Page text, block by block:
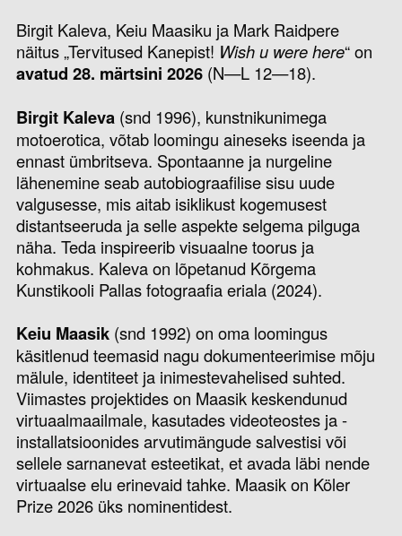
Birgit Kaleva, Keiu Maasiku ja Mark Raidpere
näitus „Tervitused Kanepist! Wish u were here“ on
avatud 28. märtsini 2026 (N—L 12—18).
Birgit Kaleva (snd 1996), kunstnikunimega
motoerotica, võtab loomingu aineseks iseenda ja
ennast ümbritseva. Spontaanne ja nurgeline
lähenemine seab autobiograafilise sisu uude
valgusesse, mis aitab isiklikust kogemusest
distantseeruda ja selle aspekte selgema pilguga
näha. Teda inspireerib visuaalne toorus ja
kohmakus. Kaleva on lõpetanud Kõrgema
Kunstikooli Pallas fotograafia eriala (2024).
Keiu Maasik (snd 1992) on oma loomingus
käsitlenud teemasid nagu dokumenteerimise mõju
mälule, identiteet ja inimestevahelised suhted.
Viimastes projektides on Maasik keskendunud
virtuaalmaailmale, kasutades videoteostes ja -
installatsioonides arvutimängude salvestisi või
sellele sarnanevat esteetikat, et avada läbi nende
virtuaalse elu erinevaid tahke. Maasik on Köler
Prize 2026 üks nominentidest.